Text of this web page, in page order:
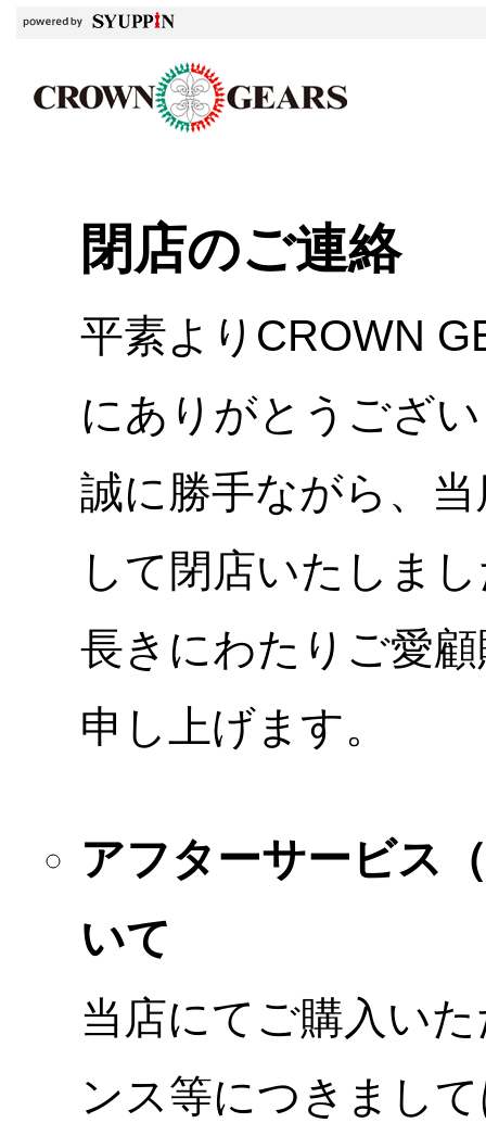
閉店のご連絡
平素よりCROWN
にありがとうござ
誠に勝手ながら、
して閉店いたしま
長きにわたりご愛
申し上げます。
アフターサービス
いて
当店にてご購入い
ンス等につきまし